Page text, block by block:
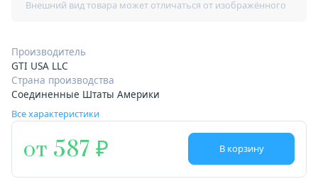
Производитель
GTI USA LLC
Страна производства
Соединенные Штаты Америки
Все характеристики
от 587 В корзину